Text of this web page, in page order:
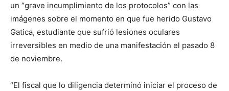
un “grave incumplimiento de los protocolos” con las
imágenes sobre el momento en que fue herido Gustavo
Gatica, estudiante que sufrió lesiones oculares
irreversibles en medio de una manifestación el pasado 8
de noviembre.
“El fiscal que lo diligencia determinó iniciar el proceso de